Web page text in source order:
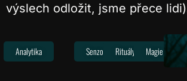
výslech odložit, jsme přece
Analytika Senzor Rituály Magie